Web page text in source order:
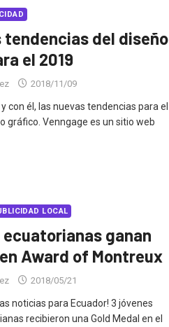
tendencias del diseño
el 2019
2018/11/09
con él, las nuevas tendencias para el
gráfico. Venngage es un sitio web
LOCAL
ganan
Award of Montreux
2018/05/21
noticias para Ecuador! 3 jóvenes
recibieron una Gold Medal en el